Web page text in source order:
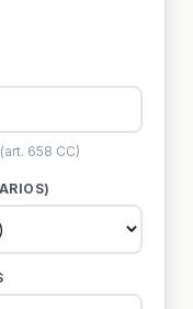
658 CC)